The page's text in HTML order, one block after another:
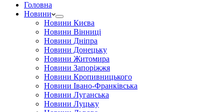
Головна
Новини
Новини Києва
Новини Вінниці
Новини Дніпра
Новини Донецьку
Новини Житомира
Новини Запоріжжя
Новини Кропивницького
Новини Івано-Франківська
Новини Луганська
Новини Луцьку